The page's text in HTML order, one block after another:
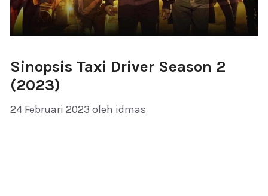
Sinopsis Taxi Driver Season 2
(2023)
24 Februari 2023 oleh idmas